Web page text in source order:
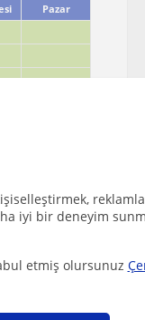
iyi bir deneyim
etmiş olursunuz
Pazar